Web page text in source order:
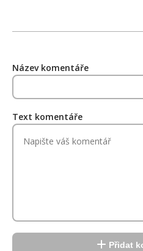
Název komentáře
Text komentáře
Přidat